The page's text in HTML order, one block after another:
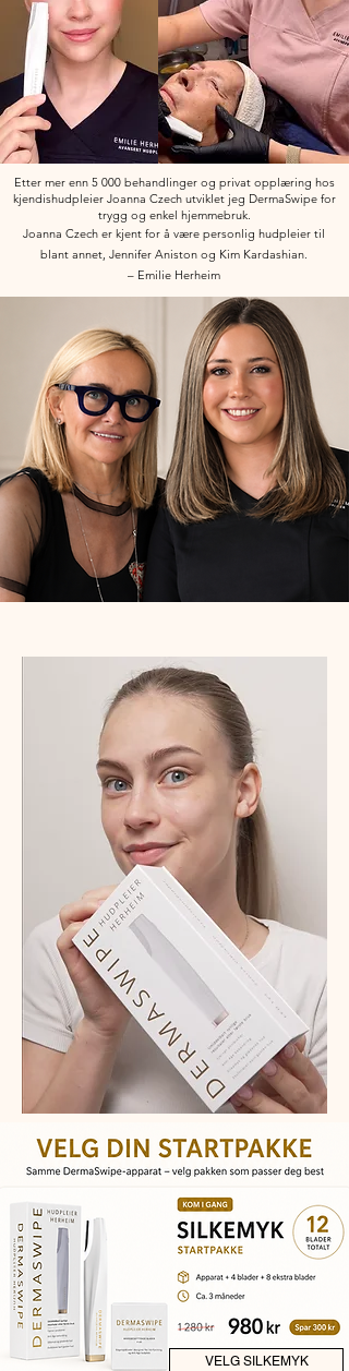
Etter mer enn 5 000 behandlinger og privat opplæring hos
kjendishudpleier Joanna Czech utviklet jeg DermaSwipe for
trygg og enkel hjemmebruk.
Joanna Czech er kjent for å være personlig hudpleier til
blant annet, Jennifer Aniston og Kim Kardashian.
– Emilie Herheim
VELG SILKEMYK